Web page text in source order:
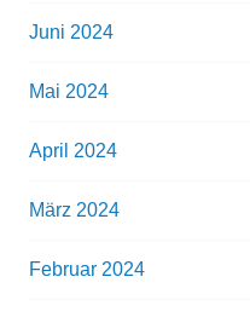
Juni 2024
Mai 2024
April 2024
März 2024
Februar 2024